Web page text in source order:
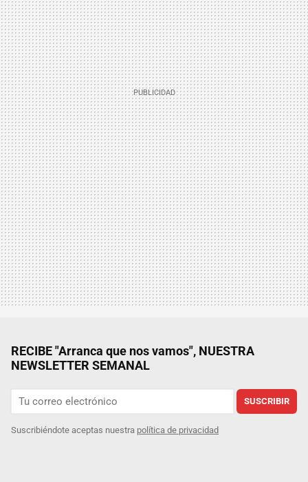
RECIBE "Arranca que nos vamos", NUESTRA
NEWSLETTER SEMANAL
SUSCRIBIR
Suscribiéndote aceptas nuestra política de privacidad